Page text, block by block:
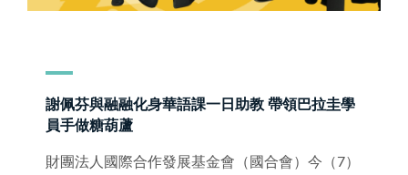
謝佩芬與融融化身華語課一日助教 帶領巴拉圭學
員手做糖葫蘆
財團法人國際合作發展基金會（國合會）今（7）